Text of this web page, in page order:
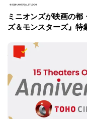
ミニオンズが映画の
ズ＆モンスターズ』特